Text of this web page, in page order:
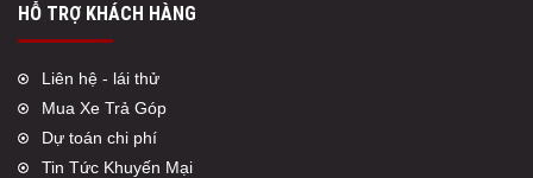
HỖ TRỢ KHÁCH HÀNG
Liên hệ - lái thử
Mua Xe Trả Góp
Dự toán chi phí
Tin Tức Khuyến Mại